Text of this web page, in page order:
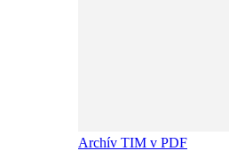
Archív TIM v PDF